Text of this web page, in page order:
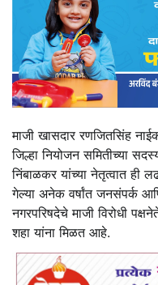
माजी खासदार रणजितसिंह
जिल्हा नियोजन समितीच्या
निंबाळकर यांच्या नेतृत्वात
गेल्या अनेक वर्षांत जनसंपर्क
नगरपरिषदेचे माजी विरोधी
शहा यांना मिळत आहे.